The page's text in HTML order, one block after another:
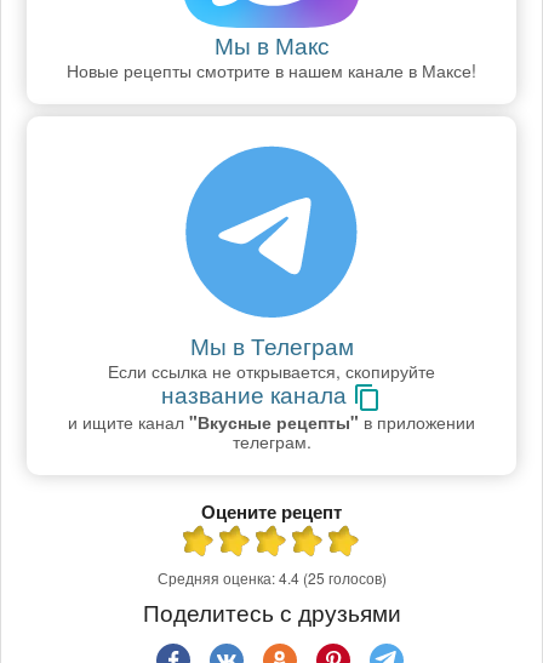
Мы в Макс
Новые рецепты смотрите в нашем канале в Максе!
Мы в Телеграм
Если ссылка не открывается, скопируйте
название канала
и ищите канал "Вкусные рецепты" в приложении
телеграм.
Оцените рецепт
Средняя оценка:4.4 (25 голосов)
Поделитесь с друзьями